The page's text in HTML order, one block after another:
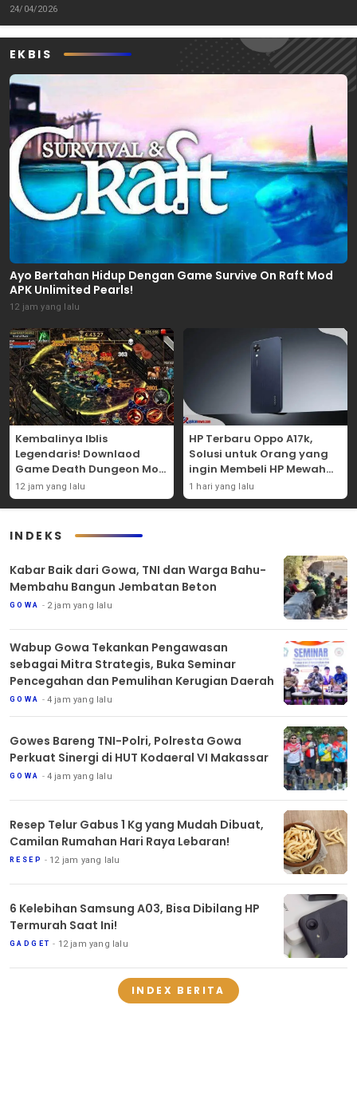
24/04/2026
EKBIS
Ayo Bertahan Hidup Dengan Game Survive On Raft Mod
APK Unlimited Pearls!
12 jam yang lalu
Kembalinya Iblis
Legendaris! Downlaod
Game Death Dungeon Mod
APK Dan Mainkan
Sekarang Juga!
12 jam yang lalu
HP Terbaru Oppo A17k,
Solusi untuk Orang yang
ingin Membeli HP Mewah
Tapi Murah!
1 hari yang lalu
INDEKS
Kabar Baik dari Gowa, TNI dan Warga Bahu-
Membahu Bangun Jembatan Beton
GOWA 2 jam yang lalu
Wabup Gowa Tekankan Pengawasan
sebagai Mitra Strategis, Buka Seminar
Pencegahan dan Pemulihan Kerugian Daerah
GOWA 4 jam yang lalu
Gowes Bareng TNI-Polri, Polresta Gowa
Perkuat Sinergi di HUT Kodaeral VI Makassar
GOWA 4 jam yang lalu
Resep Telur Gabus 1 Kg yang Mudah Dibuat,
Camilan Rumahan Hari Raya Lebaran!
RESEP 12 jam yang lalu
6 Kelebihan Samsung A03, Bisa Dibilang HP
Termurah Saat Ini!
GADGET 12 jam yang lalu
INDEX BERITA